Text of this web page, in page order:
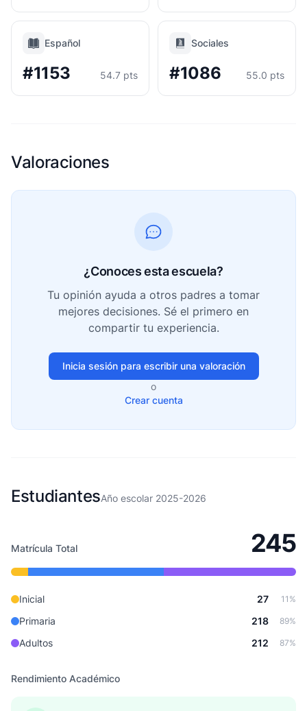
Español
#1153 54.7 pts
Sociales
#1086 55.0 pts
Valoraciones
¿Conoces esta escuela?
Tu opinión ayuda a otros padres a tomar
mejores decisiones. Sé el primero en
compartir tu experiencia.
Inicia sesión para escribir una valoración
o
Crear cuenta
EstudiantesAño escolar 2025-2026
Matrícula Total 245
Inicial 27 11%
Primaria 218 89%
Adultos 212 87%
Rendimiento Académico